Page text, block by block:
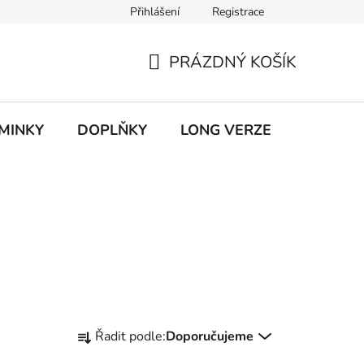
ochrany osobních údajůPřihlášení Registrace
KOŠÍK
PRÁZDNÝ KOŠÍK
DOPLŇKY LONG VERZE
a Řadit podle:Doporučujeme